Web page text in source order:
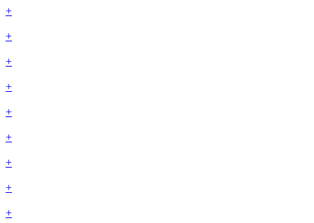
+
+
+
+
+
+
+
+
+